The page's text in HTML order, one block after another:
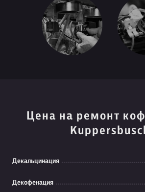
Цена на ремонт
Декальцинация
Декофенация